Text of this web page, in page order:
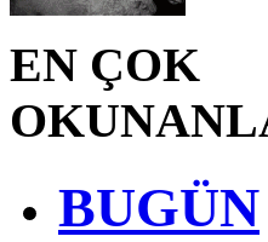
EN ÇOK
BUGÜN